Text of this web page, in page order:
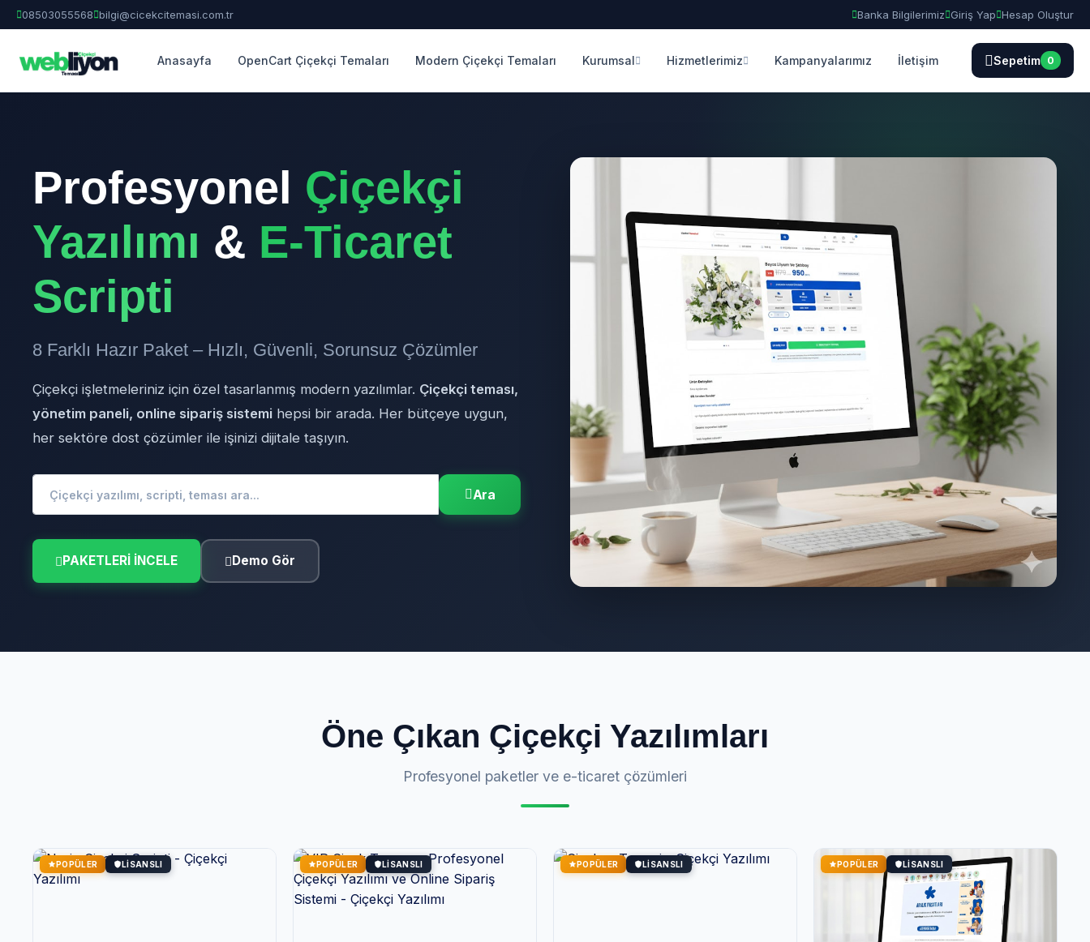
08503055568 bilgi@cicekcitemasi.com.tr Banka Bilgilerimiz Giriş Yap Hesap Oluştur
Anasayfa OpenCart Çiçekçi Temaları Modern Çiçekçi Temaları Kurumsal Hizmetlerimiz Kampanyalarımız İletişim Sepetim 0
Profesyonel Çiçekçi
Yazılımı & E-Ticaret
Scripti
8 Farklı Hazır Paket – Hızlı, Güvenli, Sorunsuz Çözümler
Çiçekçi işletmeleriniz için özel tasarlanmış modern yazılımlar. Çiçekçi teması,
yönetim paneli, online sipariş sistemi hepsi bir arada. Her bütçeye uygun,
her sektöre dost çözümler ile işinizi dijitale taşıyın.
Ara
PAKETLERI İNCELE Demo Gör
Öne Çıkan Çiçekçi Yazılımları
Profesyonel paketler ve e-ticaret çözümleri
POPÜLER LISANSLI POPÜLER LISANSLI POPÜLER LISANSLI POPÜLER LISANSLI